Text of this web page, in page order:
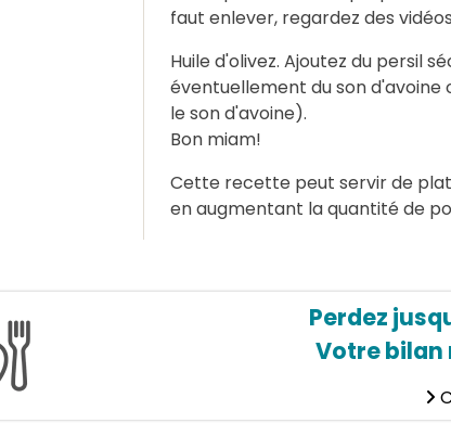
faut enlever, regardez des
Huile d'olivez. Ajoutez du persil
éventuellement du son
le son d'avoine).
Bon miam!
Cette recette peut servir de
en augmentant la quantité de
Perdez
Votre